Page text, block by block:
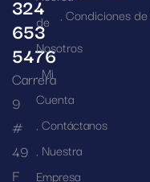
324
653
5476
Carrera
9
#
49
F
de
Nosotros
Mi
Cuenta
Contáctanos
Nuestra
Empresa
Condiciones de